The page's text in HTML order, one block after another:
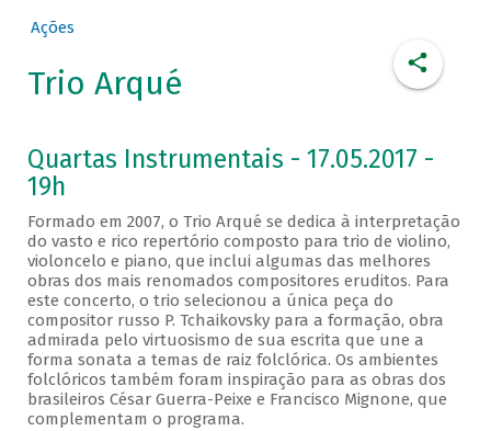
Ações
Trio Arqué
Quartas Instrumentais - 17.05.2017 -
19h
Formado em 2007, o Trio Arqué se dedica à interpretação
do vasto e rico repertório composto para trio de violino,
violoncelo e piano, que inclui algumas das melhores
obras dos mais renomados compositores eruditos. Para
este concerto, o trio selecionou a única peça do
compositor russo P. Tchaikovsky para a formação, obra
admirada pelo virtuosismo de sua escrita que une a
forma sonata a temas de raiz folclórica. Os ambientes
folclóricos também foram inspiração para as obras dos
brasileiros César Guerra-Peixe e Francisco Mignone, que
complementam o programa.